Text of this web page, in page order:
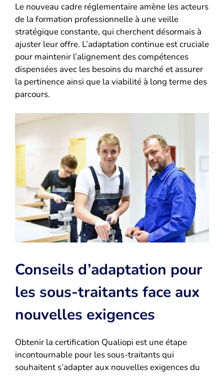
Le nouveau cadre réglementaire amène les acteurs
de la formation professionnelle à une veille
stratégique constante, qui cherchent désormais à
ajuster leur offre. L’adaptation continue est cruciale
pour maintenir l’alignement des compétences
dispensées avec les besoins du marché et assurer
la pertinence ainsi que la viabilité à long terme des
parcours.
Conseils d’adaptation pour
les sous-traitants face aux
nouvelles exigences
Obtenir la certification Qualiopi est une étape
incontournable pour les sous-traitants qui
souhaitent s’adapter aux nouvelles exigences du